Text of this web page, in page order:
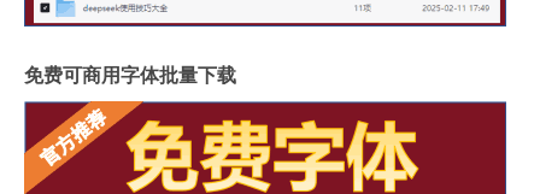
免费可商用字体批量下载